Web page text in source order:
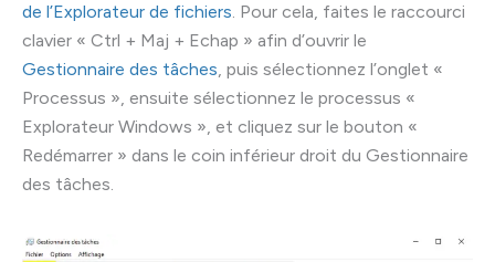
de l’Explorateur de fichiers. Pour cela, faites le raccourci
clavier « Ctrl + Maj + Echap » afin d’ouvrir le
Gestionnaire des tâches, puis sélectionnez l’onglet «
Processus », ensuite sélectionnez le processus «
Explorateur Windows », et cliquez sur le bouton «
Redémarrer » dans le coin inférieur droit du Gestionnaire
des tâches.